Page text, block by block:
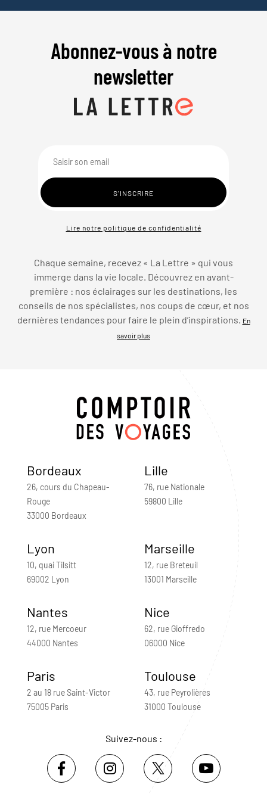
Abonnez-vous à notre
newsletter
Lire notre politique de confidentialité
Chaque semaine, recevez « La Lettre » qui vous
immerge dans la vie locale. Découvrez en avant-
première : nos éclairages sur les destinations, les
conseils de nos spécialistes, nos coups de cœur, et nos
dernières tendances pour faire le plein d’inspirations. En
savoir plus
Bordeaux
26, cours du Chapeau-
Rouge
33000 Bordeaux
Lille
76, rue Nationale
59800 Lille
Lyon
10, quai Tilsitt
69002 Lyon
Marseille
12, rue Breteuil
13001 Marseille
Nantes
12, rue Mercoeur
44000 Nantes
Nice
62, rue Gioffredo
06000 Nice
Paris
2 au 18 rue Saint-Victor
75005 Paris
Toulouse
43, rue Peyrolières
31000 Toulouse
Suivez-nous :